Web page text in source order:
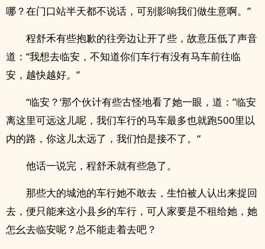
哪？在门口站半天都不说话，可别影响我们做生意啊。”
程舒禾有些抱歉的往旁边让开了些，故意压低了声音
道：“我想去临安，不知道你们车行有没有马车前往临
安，越快越好。”
“临安？‘那个伙计有些古怪地看了她一眼，道：”临安
离这里可远这儿呢，我们车行的马车最多也就跑500里以
内的路，你这儿太远了，我们怕是接不了。“
他话一说完，程舒禾就有些急了。
那些大的城池的车行她不敢去，生怕被人认出来捉回
去，便只能来这小县乡的车行，可人家要是不租给她，她
怎幺去临安呢？总不能走着去吧？